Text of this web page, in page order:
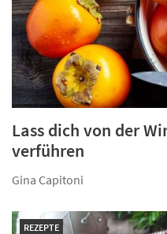
Lass dich von der
verführen
Gina Capitoni
REZEPTE